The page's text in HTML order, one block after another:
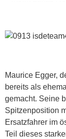
Maurice Egger,
bereits als
gemacht. Seine
Spitzenposition
Ersatzfahrer im
Teil dieses